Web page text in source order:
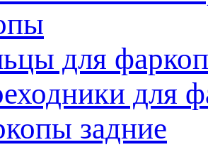
для
для
задние